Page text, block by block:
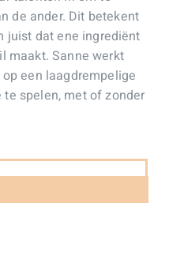
de ander. Dit betekent
juist dat ene ingrediënt
maakt. Sanne werkt
een laagdrempelige
spelen, met of zonder